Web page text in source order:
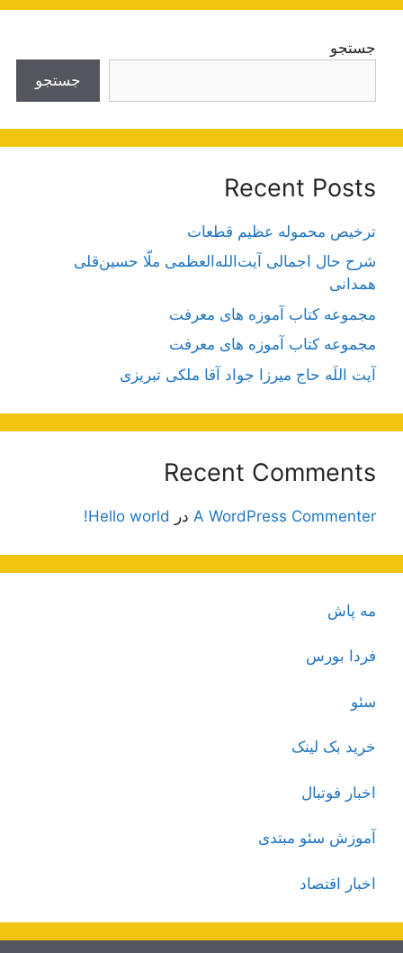
جستجو
جستجو
Recent Posts
ترخیص محموله عظیم قطعات
شرح حال اجمالی آیت‌الله‌العظمی ملّا حسین‌قلی
همدانی
مجموعه کتاب آموزه های معرفت
مجموعه کتاب آموزه های معرفت
آیت اللَه حاج میرزا جواد آقا ملکی تبریزی
Recent Comments
A WordPress Commenter در Hello world!
مه پاش
فردا بورس
سئو
خرید بک لینک
اخبار فوتبال
آموزش سئو مبتدی
اخبار اقتصاد